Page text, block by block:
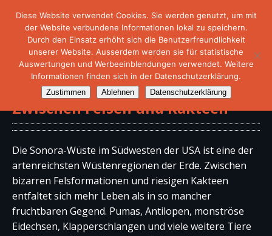
Doku – Das Wüstenparadies –
Zwischen Felsen und Kakteen
Die Sonora-Wüste im Südwesten der USA ist eine der
artenreichsten Wüstenregionen der Erde. Zwischen
bizarren Felsformationen und riesigen Kakteen
entfaltet sich mehr Leben als in so mancher
fruchtbaren Gegend. Pumas, Antilopen, monströse
Eidechsen, Klapperschlangen und viele weitere Tiere
Diese Website verwendet Cookies. Sie werden genutzt, um mit
der Website verbundene Informationen lokal zu speichern.
Durch den Einsatz erhöht sich die Benutzerfreundlichkeit
unserer Website. Ausserdem werden sie für statistische
Auswertungen und Werbeeinblendungen verwendet. Weitere
Informationen finden sich in der Datenschutzerklärung.
Zustimmen Ablehnen Datenschutzerklärung